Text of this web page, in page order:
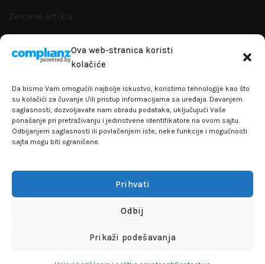
Ova web-stranica koristi
kolačiće
Da bismo Vam omogućili najbolje iskustvo, koristimo tehnologije kao što
su kolačići za čuvanje i/ili pristup informacijama sa uređaja. Davanjem
saglasnosti, dozvoljavate nam obradu podataka, uključujući Vaše
ponašanje pri pretraživanju i jedinstvene identifikatore na ovom sajtu.
Odbijanjem saglasnosti ili povlačenjem iste, neke funkcije i mogućnosti
sajta mogu biti ograničene.
Prihvati
Odbij
Prikaži podešavanja
Zamena artikla
Politika privatnosti
+381641129145
info@flakhobby.com
Lokal 102, prvi sprat
FLAKHOBBY© 2021 Sva prava zadržana